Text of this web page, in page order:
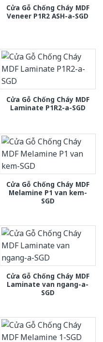
Cửa Gỗ Chống Cháy MDF
Veneer P1R2 ASH-a-SGD
Cửa Gỗ Chống Cháy MDF
Laminate P1R2-a-SGD
Cửa Gỗ Chống Cháy MDF
Melamine P1 van kem-
SGD
Cửa Gỗ Chống Cháy MDF
Laminate van ngang-a-
SGD